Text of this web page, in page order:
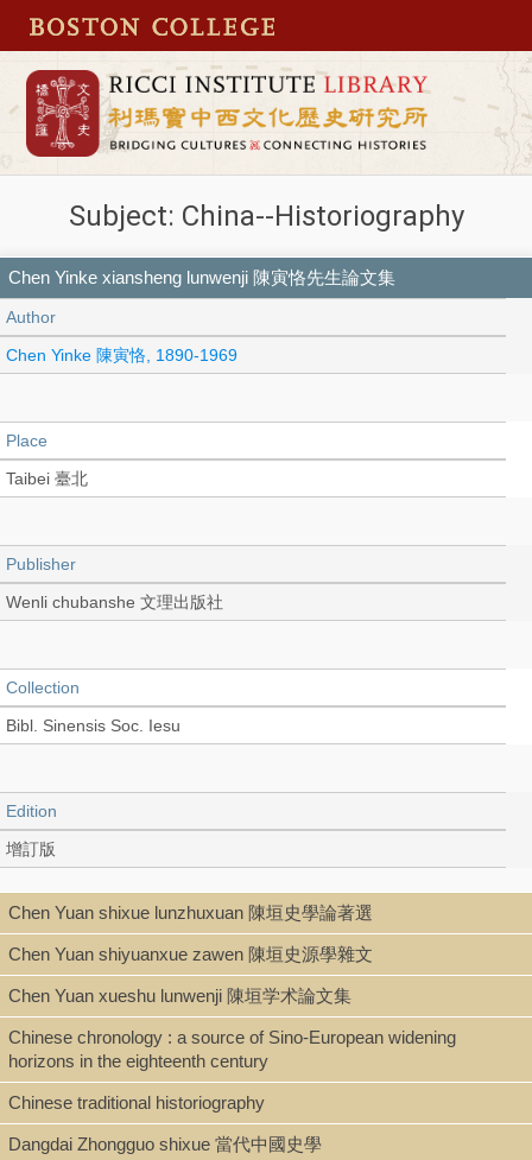
Subject: China--Historiography
Chen Yinke xiansheng lunwenji 陳寅恪先生論文集
Author
Chen Yinke 陳寅恪, 1890-1969
Place
Taibei 臺北
Publisher
Wenli chubanshe 文理出版社
Collection
Bibl. Sinensis Soc. Iesu
Edition
增訂版
Language
Chinese 中文[繁體]
Type
Book
Chen Yuan shixue lunzhuxuan 陳垣史學論著選
Chen Yuan shiyuanxue zawen 陳垣史源學雜文
Chen Yuan xueshu lunwenji 陳垣学术論文集
Chinese chronology : a source of Sino-European widening
horizons in the eighteenth century
Chinese traditional historiography
Dangdai Zhongguo shixue 當代中國史學